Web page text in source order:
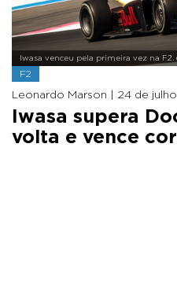
Iwasa venceu pela primeira vez na
F2
Leonardo Marson | 24 de
Iwasa supera
volta e vence